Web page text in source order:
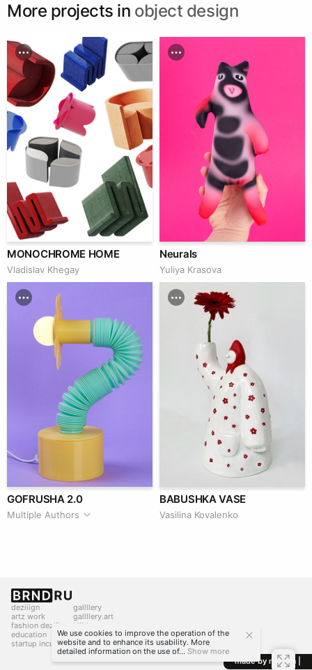
More projects in object design
MONOCHROME HOME
Vladislav Khegay
Neurals
Yuliya Krasova
GOFRUSHA 2.0
Multiple Authors
BABUSHKA VASE
Vasilina Kovalenko
deziiign
artz work
fashion deziiign
education
startup incubator
gallllery
gallllery.art
kiiids.art
made by mediiia |
We use cookies to improve the operation of the
website and to enhance its usability. More
detailed information on the use of... Show more